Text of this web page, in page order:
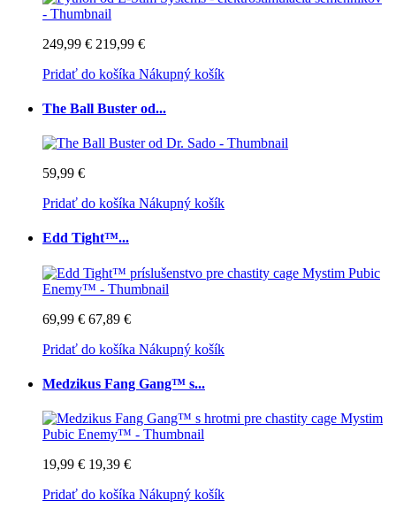
249,99 € 219,99 €
Pridať do košíka Nákupný košík
The Ball Buster od...
59,99 €
Pridať do košíka Nákupný košík
Edd Tight™...
69,99 € 67,89 €
Pridať do košíka Nákupný košík
Medzikus Fang Gang™ s...
19,99 € 19,39 €
Pridať do košíka Nákupný košík